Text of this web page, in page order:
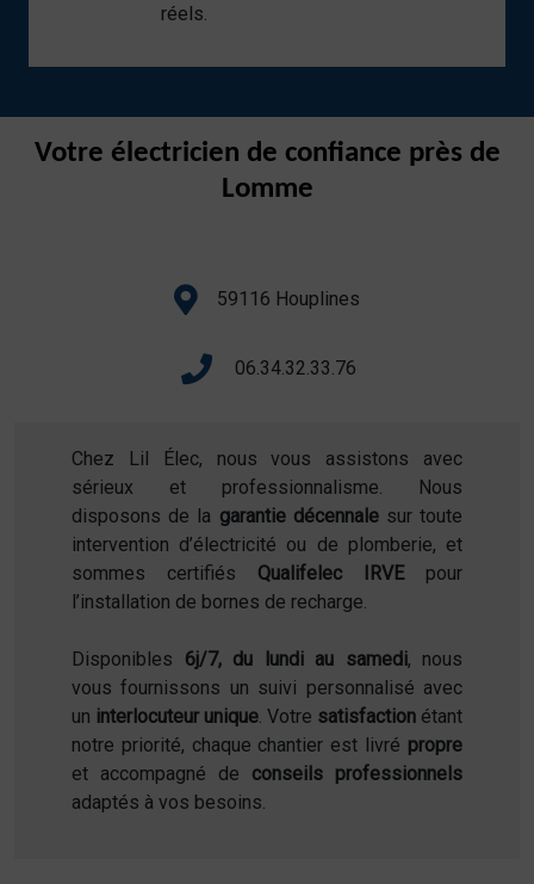
réels.
Votre électricien de confiance près de
Lomme
59116 Houplines
06.34.32.33.76
Chez Lil Élec, nous vous assistons avec
sérieux et professionnalisme. Nous
disposons de la garantie décennalesur toute
intervention d’électricité ou de plomberie, et
sommes certifiés Qualifelec IRVEpour
l’installation de bornes de recharge.
Disponibles 6j/7, du lundi au samedi, nous
vous fournissons un suivi personnalisé avec
un interlocuteur unique. Votre satisfaction étant
notre priorité, chaque chantier est livré propre
et accompagné de conseils professionnels
adaptés à vos besoins.